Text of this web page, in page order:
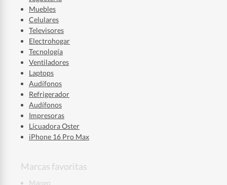
Muebles
Celulares
Televisores
Electrohogar
Tecnología
Ventiladores
Laptops
Audífonos
Refrigerador
Audífonos
Impresoras
Licuadora Oster
iPhone 16 Pro Max
Marcas favoritas
Mango